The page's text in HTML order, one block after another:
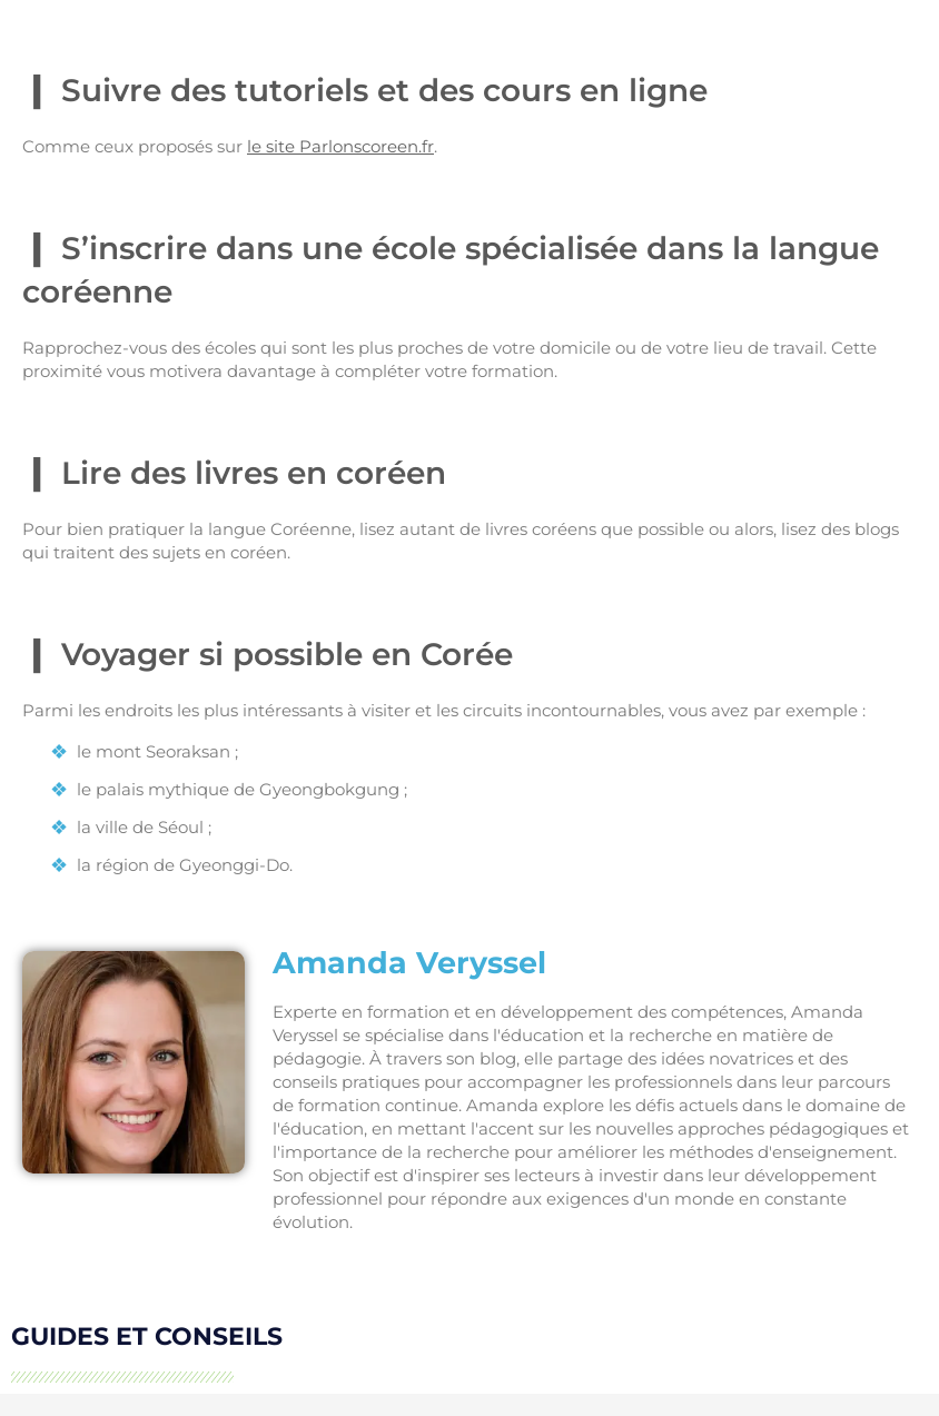
Suivre des tutoriels et des cours en ligne
Comme ceux proposés sur le site Parlonscoreen.fr.
S’inscrire dans une école spécialisée dans la langue
coréenne
Rapprochez-vous des écoles qui sont les plus proches de votre domicile ou de votre lieu de travail. Cette
proximité vous motivera davantage à compléter votre formation.
Lire des livres en coréen
Pour bien pratiquer la langue Coréenne, lisez autant de livres coréens que possible ou alors, lisez des blogs
qui traitent des sujets en coréen.
Voyager si possible en Corée
Parmi les endroits les plus intéressants à visiter et les circuits incontournables, vous avez par exemple :
le mont Seoraksan ;
le palais mythique de Gyeongbokgung ;
la ville de Séoul ;
la région de Gyeonggi-Do.
Amanda Veryssel
Experte en formation et en développement des compétences, Amanda
Veryssel se spécialise dans l'éducation et la recherche en matière de
pédagogie. À travers son blog, elle partage des idées novatrices et des
conseils pratiques pour accompagner les professionnels dans leur parcours
de formation continue. Amanda explore les défis actuels dans le domaine de
l'éducation, en mettant l'accent sur les nouvelles approches pédagogiques et
l'importance de la recherche pour améliorer les méthodes d'enseignement.
Son objectif est d'inspirer ses lecteurs à investir dans leur développement
professionnel pour répondre aux exigences d'un monde en constante
évolution.
GUIDES ET CONSEILS